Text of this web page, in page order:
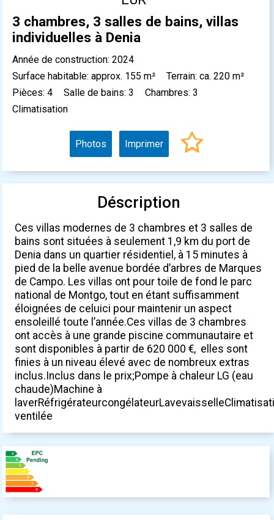
3 chambres, 3 salles de bains, villas
individuelles à Denia
Année de construction: 2024
Surface habitable: approx. 155 m²
Terrain: ca. 220 m²
Pièces: 4
Salle de bains: 3
Chambres: 3
Climatisation
Photos Imprimer
Déscription
Ces villas modernes de 3 chambres et 3 salles de
bains sont situées à seulement 1,9 km du port de
Denia dans un quartier résidentiel, à 15 minutes à
pied de la belle avenue bordée d’arbres de Marques
de Campo. Les villas ont pour toile de fond le parc
national de Montgo, tout en étant suffisamment
éloignées de celuici pour maintenir un aspect
ensoleillé toute l’année.Ces villas de 3 chambres
ont accès à une grande piscine communautaire et
sont disponibles à partir de 620 000 €, elles sont
finies à un niveau élevé avec de nombreux extras
inclus.Inclus dans le prix;Pompe à chaleur LG (eau
chaude)Machine à
ventilée